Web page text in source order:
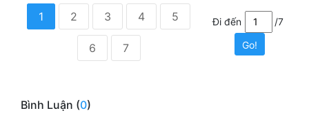
1 2 3 4 5
6 7
Đi đến
/7
Go!
Bình Luận (0)